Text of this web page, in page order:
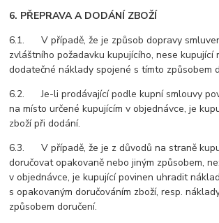
6. PŘEPRAVA A DODÁNÍ ZBOŽÍ
6.1. V případě, že je způsob dopravy
zvláštního požadavku kupujícího, nese kupující
dodatečné náklady spojené s tímto způsobem
6.2. Je-li prodávající podle kupní smlouvy
na místo určené kupujícím v objednávce, je
zboží při dodání.
6.3. V případě, že je z důvodů na straně
doručovat opakovaně nebo jiným způsobem,
v objednávce, je kupující povinen uhradit
s opakovaným doručováním zboží, resp.
způsobem doručení.